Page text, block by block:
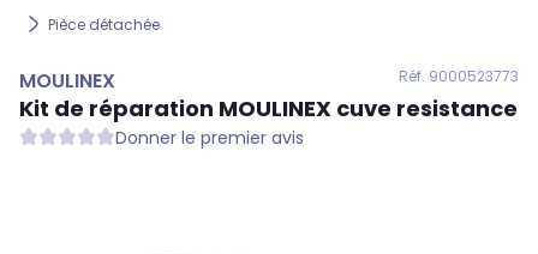
Pièce détachée
MOULINEX Réf. 9000523773
Kit de réparation MOULINEX cuve resistance
Donner le premier avis